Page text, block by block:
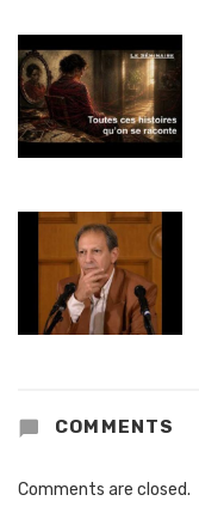
COMMENTS
Comments are closed.